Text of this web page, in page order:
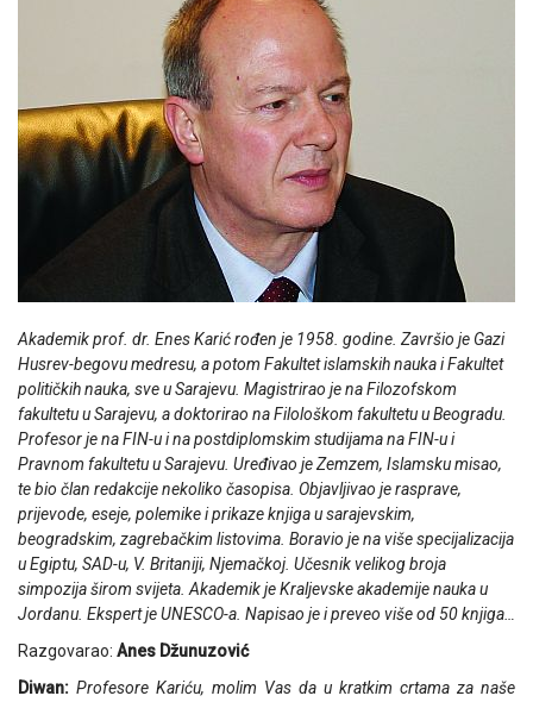
Akademik prof. dr. Enes Karić rođen je 1958. godine. Završio je Gazi
Husrev-begovu medresu, a potom Fakultet islamskih nauka i Fakultet
političkih nauka, sve u Sarajevu. Magistrirao je na Filozofskom
fakultetu u Sarajevu, a doktorirao na Filološkom fakultetu u Beogradu.
Profesor je na FIN-u i na postdiplomskim studijama na FIN-u i
Pravnom fakultetu u Sarajevu. Uređivao je Zemzem, Islamsku misao,
te bio član redakcije nekoliko časopisa. Objavljivao je rasprave,
prijevode, eseje, polemike i prikaze knjiga u sarajevskim,
beogradskim, zagrebačkim listovima. Boravio je na više specijalizacija
u Egiptu, SAD-u, V. Britaniji, Njemačkoj. Učesnik velikog broja
simpozija širom svijeta. Akademik je Kraljevske akademije nauka u
Jordanu. Ekspert je UNESCO-a. Napisao je i preveo više od 50 knjiga…
Razgovarao: Anes Džunuzović
Diwan: Profesore Kariću, molim Vas da u kratkim crtama za naše